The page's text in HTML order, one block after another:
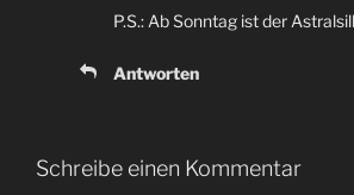
P.S.: Ab Sonntag ist der
Antworten
Schreibe einen Kommentar